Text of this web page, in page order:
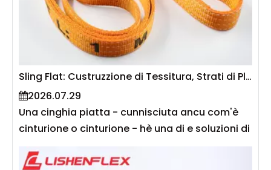
1492-1 è ASME B30.9, a capacità deve esse
ridutta quandu i slings sò usati in un angolo o
in cunfigurazioni multi-leg. Questa guida
spiega a fisica sottu à i fatturi di l'angolo,
furnisce tabelle di capacità per slings flat, è
offre una guida pratica per calculà carichi di
travagliu sicuri in operazioni di rigging in u
mondu reale.
Sling Flat: Custruzzione di Tessitura, Strati di Ply, è Capacità di Carica
2026.07.29
Una cinghia piatta - cunnisciuta ancu com'è
cinturione o cinturione - hè una di e soluzioni di
sollevamentu sinteticu più usate in a
custruzzione, a fabricazione è a logistica. A so